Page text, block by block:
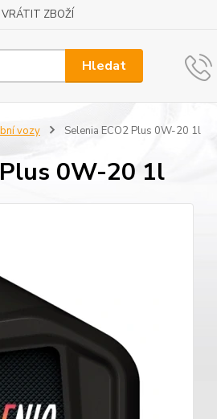
VRÁTIT ZBOŽÍ
Hledat
vozy Selenia ECO2 Plus 0W-20 1l
0W-20 1l